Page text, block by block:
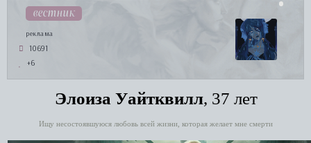
вестник
реклама
10691
+6
Элоиза Уайтквилл, 37 лет
Ищу несостоявшуюся любовь всей жизни, которая желает мне смерти